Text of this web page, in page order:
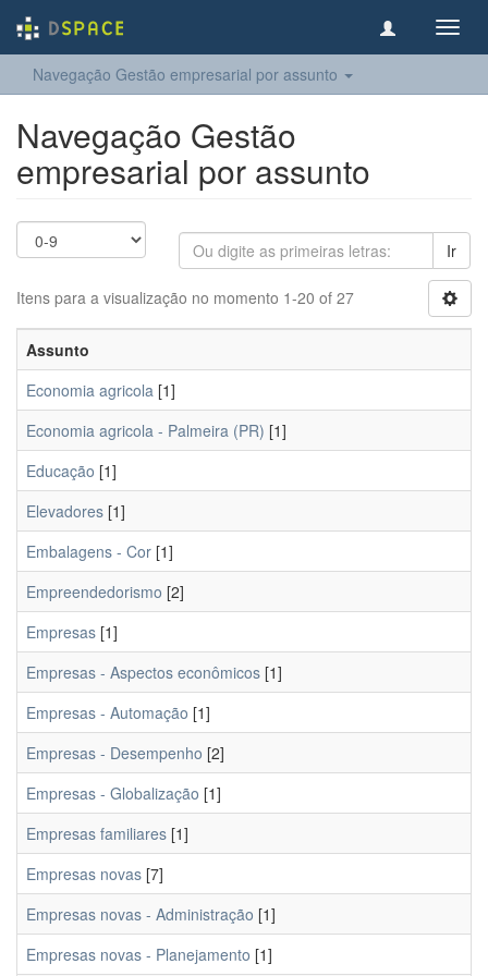
Navegação Gestão empresarial por assunto
Navegação Gestão
empresarial por assunto
Ir
Itens para a visualização no momento 1-20 of 27
Assunto
Economia agricola [1]
Economia agricola - Palmeira (PR) [1]
Educação [1]
Elevadores [1]
Embalagens - Cor [1]
Empreendedorismo [2]
Empresas [1]
Empresas - Aspectos econômicos [1]
Empresas - Automação [1]
Empresas - Desempenho [2]
Empresas - Globalização [1]
Empresas familiares [1]
Empresas novas [7]
Empresas novas - Administração [1]
Empresas novas - Planejamento [1]